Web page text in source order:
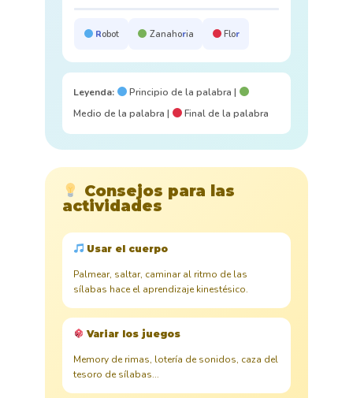
Robot Zanahoria Flor
Leyenda:
Principio de la palabra |
Medio de la palabra |
Final de la palabra
Consejos para las
actividades
Usar el cuerpo
Palmear, saltar, caminar al ritmo de las
sílabas hace el aprendizaje kinestésico.
Variar los juegos
Memory de rimas, lotería de sonidos, caza del
tesoro de sílabas...